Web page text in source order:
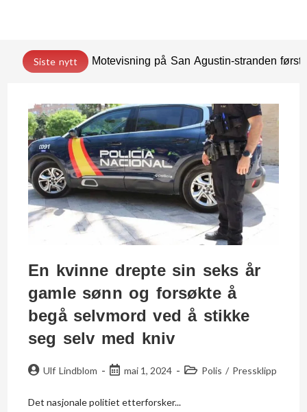
Siste nytt Motevisning på San Agustin-stranden
En kvinne drepte sin seks år
gamle sønn og forsøkte å
begå selvmord ved å stikke
seg selv med kniv
Ulf Lindblom mai 1, 2024 Polis / Pressklipp
Det nasjonale politiet etterforsker...